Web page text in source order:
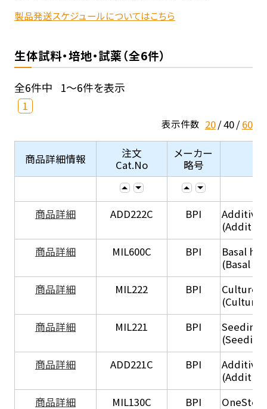
製品発送スケジュールについてはこちら
生体試料・培地・試薬（全6件）
全6件中 1～6件を表示
1
表示件数 20 40 60
商品詳細情報
注文
Cat.No
メーカー
略号
商品詳細 ADD222C BPI
商品詳細
MIL600C BPI
Basal
(Basal
商品詳細
MIL222 BPI
Culture
(Culture
商品詳細
MIL221 BPI
Seeding
商品詳細
ADD221C BPI
商品詳細
MIL130C BPI